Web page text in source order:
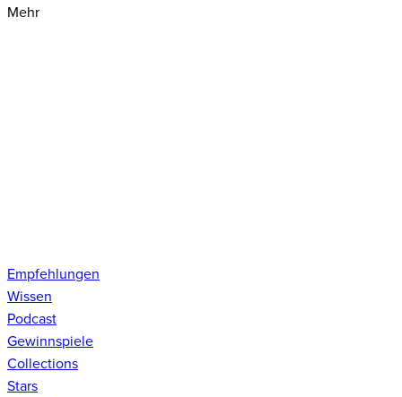
Mehr
Empfehlungen
Wissen
Podcast
Gewinnspiele
Collections
Stars